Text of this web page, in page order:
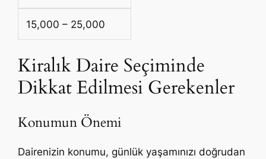
15,000 – 25,000
Kiralık Daire Seçiminde
Dikkat Edilmesi Gerekenler
Konumun Önemi
Dairenizin konumu, günlük yaşamınızı doğrudan